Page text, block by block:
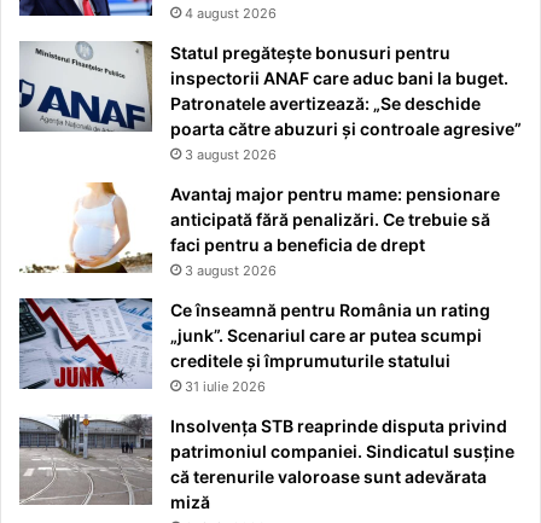
4 august 2026
Statul pregătește bonusuri pentru
inspectorii ANAF care aduc bani la buget.
Patronatele avertizează: „Se deschide
poarta către abuzuri și controale agresive”
3 august 2026
Avantaj major pentru mame: pensionare
anticipată fără penalizări. Ce trebuie să
faci pentru a beneficia de drept
3 august 2026
Ce înseamnă pentru România un rating
„junk”. Scenariul care ar putea scumpi
creditele și împrumuturile statului
31 iulie 2026
Insolvența STB reaprinde disputa privind
patrimoniul companiei. Sindicatul susține
că terenurile valoroase sunt adevărata
miză